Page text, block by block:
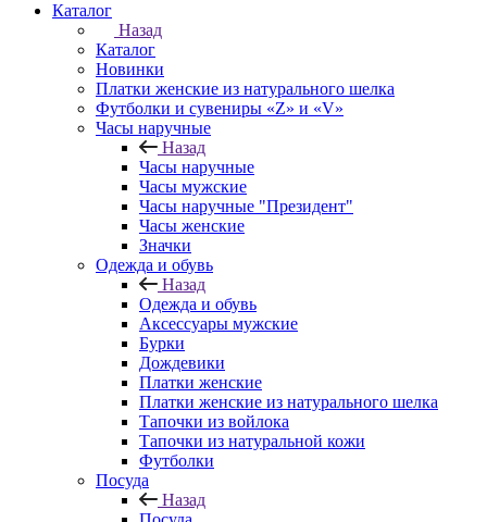
Каталог
Назад
Каталог
Новинки
Платки женские из натурального шелка
Футболки и сувениры «Z» и «V»
Часы наручные
Назад
Часы наручные
Часы мужские
Часы наручные "Президент"
Часы женские
Значки
Одежда и обувь
Назад
Одежда и обувь
Аксессуары мужские
Бурки
Дождевики
Платки женские
Платки женские из натурального шелка
Тапочки из войлока
Тапочки из натуральной кожи
Футболки
Посуда
Назад